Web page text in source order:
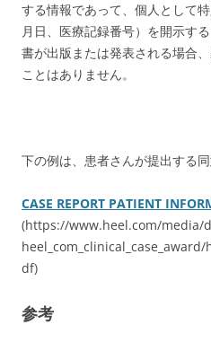
する情報であって、個人として
月日、医療記録番号）を開示す
書が出版または発表される場合
ことはありません。
下の例は、患者さんが提出する同
CASE REPORT PATIENT
(https://www.heel.com/media/
df)
参考